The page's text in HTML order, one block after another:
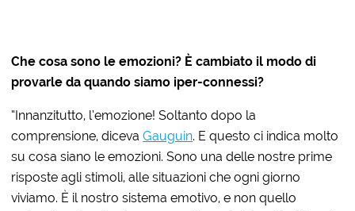
Che cosa sono le emozioni? È cambiato il modo di
provarle da quando siamo iper-connessi?
“Innanzitutto, l’emozione! Soltanto dopo la
comprensione, dicevaGauguin. E questo ci indica molto
su cosa siano le emozioni. Sono una delle nostre prime
risposte agli stimoli, alle situazioni che ogni giorno
viviamo. È il nostro sistema emotivo, e non quello